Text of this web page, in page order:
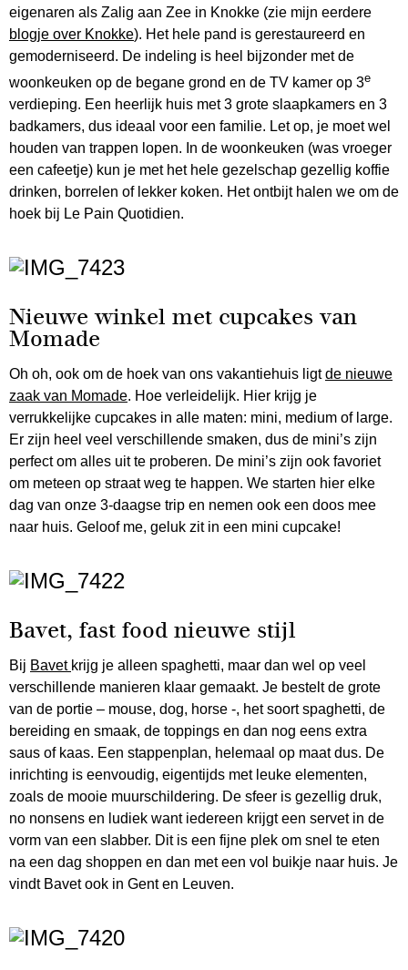
eigenaren als Zalig aan Zee in Knokke (zie mijn eerdere
blogje over Knokke). Het hele pand is gerestaureerd en
gemoderniseerd. De indeling is heel bijzonder met de
woonkeuken op de begane grond en de TV kamer op 3e
verdieping. Een heerlijk huis met 3 grote slaapkamers en 3
badkamers, dus ideaal voor een familie. Let op, je moet wel
houden van trappen lopen. In de woonkeuken (was vroeger
een cafeetje) kun je met het hele gezelschap gezellig koffie
drinken, borrelen of lekker koken. Het ontbijt halen we om de
hoek bij Le Pain Quotidien.
Nieuwe winkel met cupcakes van
Momade
Oh oh, ook om de hoek van ons vakantiehuis ligtde nieuwe
zaak van Momade. Hoe verleidelijk. Hier krijg je
verrukkelijke cupcakes in alle maten: mini, medium of large.
Er zijn heel veel verschillende smaken, dus de mini’s zijn
perfect om alles uit te proberen. De mini’s zijn ook favoriet
om meteen op straat weg te happen. We starten hier elke
dag van onze 3-daagse trip en nemen ook een doos mee
naar huis. Geloof me, geluk zit in een mini cupcake!
Bavet, fast food nieuwe stijl
Bij Bavet krijg je alleen spaghetti, maar dan wel op veel
verschillende manieren klaar gemaakt. Je bestelt de grote
van de portie – mouse, dog, horse -, het soort spaghetti, de
bereiding en smaak, de toppings en dan nog eens extra
saus of kaas. Een stappenplan, helemaal op maat dus. De
inrichting is eenvoudig, eigentijds met leuke elementen,
zoals de mooie muurschildering. De sfeer is gezellig druk,
no nonsens en ludiek want iedereen krijgt een servet in de
vorm van een slabber. Dit is een fijne plek om snel te eten
na een dag shoppen en dan met een vol buikje naar huis. Je
vindt Bavet ook in Gent en Leuven.